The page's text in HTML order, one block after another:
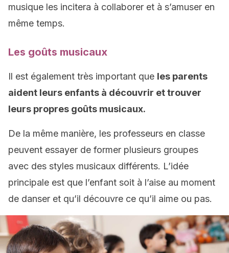
musique les incitera à collaborer et à s’amuser en
même temps.
Les goûts musicaux
Il est également très important que les parents
aident leurs enfants à découvrir et trouver
leurs propres goûts musicaux.
De la même manière, les professeurs en classe
peuvent essayer de former plusieurs groupes
avec des styles musicaux différents. L’idée
principale est que l’enfant soit à l’aise au moment
de danser et qu’il découvre ce qu’il aime ou pas.